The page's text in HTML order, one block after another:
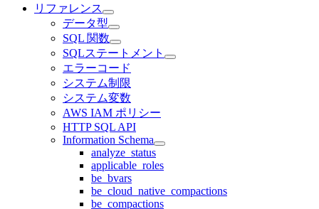
リファレンス
データ型
SQL 関数
SQLステートメント
エラーコード
システム制限
システム変数
AWS IAM ポリシー
HTTP SQL API
Information Schema
analyze_status
applicable_roles
be_bvars
be_cloud_native_compactions
be_compactions